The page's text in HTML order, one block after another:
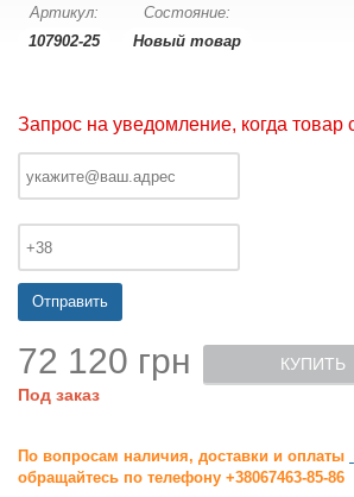
Артикул:
107902-25
Состояние:
Новый товар
Запрос на уведомление, когда товар
Отправить
72 120 грн
Под заказ
КУПИТЬ
По вопросам наличия, доставки и оплаты
обращайтесь по телефону +38067463-85-86